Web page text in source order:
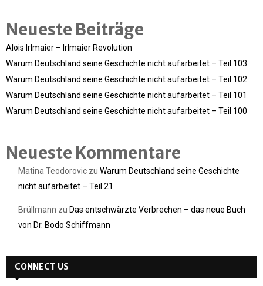
Neueste Beiträge
Alois Irlmaier – Irlmaier Revolution
Warum Deutschland seine Geschichte nicht aufarbeitet – Teil 103
Warum Deutschland seine Geschichte nicht aufarbeitet – Teil 102
Warum Deutschland seine Geschichte nicht aufarbeitet – Teil 101
Warum Deutschland seine Geschichte nicht aufarbeitet – Teil 100
Neueste Kommentare
Matina Teodorovic zu Warum Deutschland seine Geschichte
nicht aufarbeitet – Teil 21
Brüllmann zu Das entschwärzte Verbrechen – das neue Buch
von Dr. Bodo Schiffmann
CONNECT US